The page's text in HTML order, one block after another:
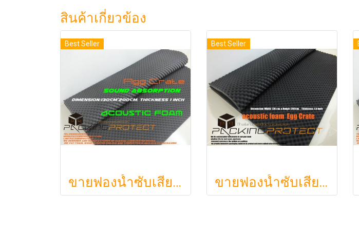
สินค้าเกี่ยวข้อง
Best Seller
ขายฟองน้ำซับเสียง ฟองน้ำรังไข่ แผ่นซับเสียงห้อง ราคาถูกฟองน้ำรังไข่ แผ่นซับเสียงรังไข่ แผ่นซับเสียงรังไข่ Acoustic foam สีเ
Best Seller
ขายฟองน้ำซับเสียง ฟองน้ำรังไข่ แผ่นซับเสียงห้อง ราคาถูกฟองน้ำรังไข่ แผ่นซับเสียงรังไข่ แผ่นซับเสียงรังไข่ Acoustic foam สีเทาดำขนาดใหญ่ 130*200ซม.หนา1.5นิ้วราคา350บาท(copy)